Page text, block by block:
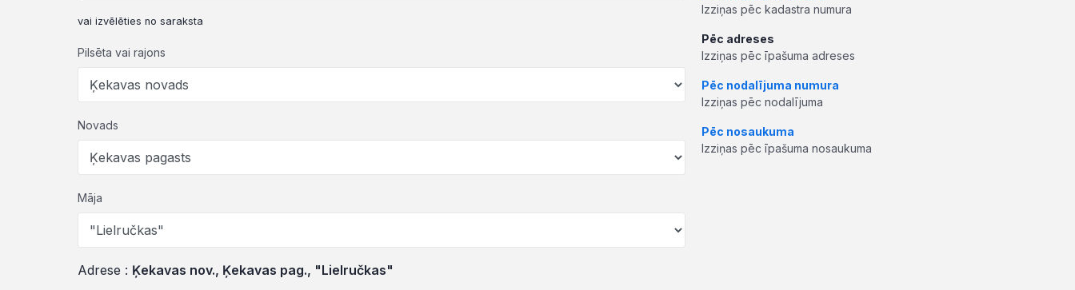
vai izvēlēties no saraksta
Pilsēta vai rajons
Novads
Māja
Adrese : Ķekavas nov., Ķekavas pag., "Lielručkas"
Izziņas pēc kadastra numura
Pēc adreses
Izziņas pēc īpašuma adreses
Pēc nodalījuma numura
Izziņas pēc nodalījuma
Pēc nosaukuma
Izziņas pēc īpašuma nosaukuma